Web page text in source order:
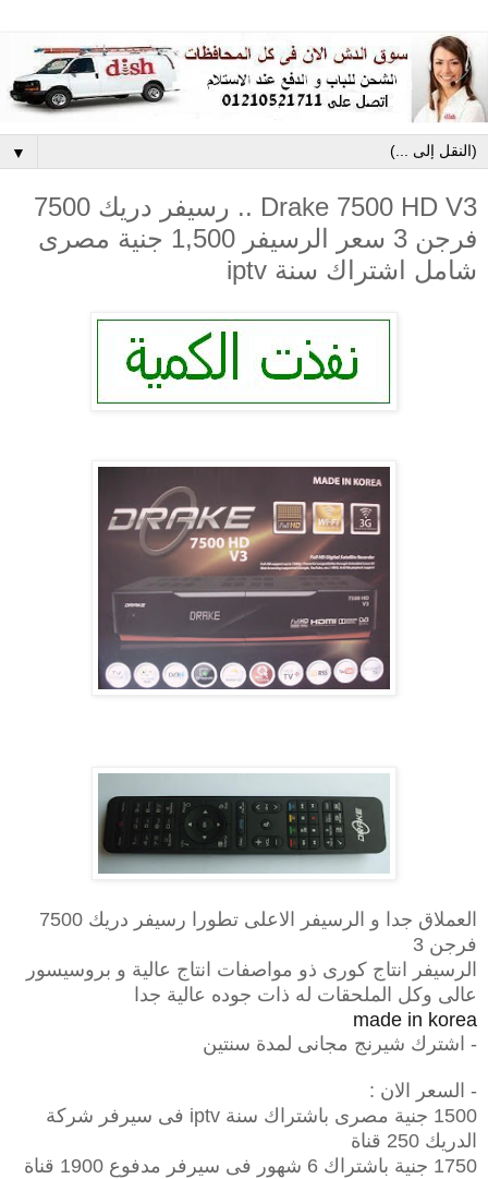
▼
Drake 7500 HD V3 .. رسيفر دريك 7500
فرجن 3 سعر الرسيفر 1,500 جنية مصرى
شامل اشتراك سنة iptv
العملاق جدا و الرسيفر الاعلى تطورا رسيفر دريك 7500
فرجن 3
الرسيفر انتاج كورى ذو مواصفات انتاج عالية و بروسيسور
عالى وكل الملحقات له ذات جوده عالية جدا
made in korea
- اشترك شيرنج مجانى لمدة سنتين
- السعر الان :
1500 جنية مصرى باشتراك سنة iptv فى سيرفر شركة
الدريك 250 قناة
1750 جنية باشتراك 6 شهور فى سيرفر مدفوع 1900 قناة